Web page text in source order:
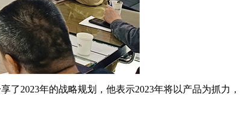
了2023年的战略规划，他表示2023年将以产品为抓力